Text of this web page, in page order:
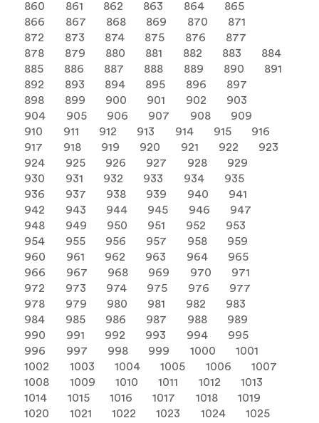
860
861 862 863 864
865
866
867 868 869 870
871
872
873 874 875 876
877
878
879 880 881 882 883
884
885
886 887 888 889 890
891
892
893 894 895 896
897
898
899 900 901 902
903
904
905 906 907 908
909
910
911 912 913 914 915
916
917
918 919 920 921 922
923
924
925 926 927 928
929
930
931 932 933 934
935
936
937 938 939 940
941
942
943 944 945 946
947
948
949 950 951 952
953
954
955 956 957 958
959
960
961 962 963 964
965
966
967 968 969 970
971
972
973 974 975 976
977
978
979 980 981 982
983
984
985 986 987 988
989
990
991 992 993 994
995
996
997 998 999 1000
1001
1002
1003 1004 1005 1006
1007
1008
1009 1010 1011 1012
1013
1014
1015 1016 1017 1018
1019
1020
1021 1022 1023 1024
1025